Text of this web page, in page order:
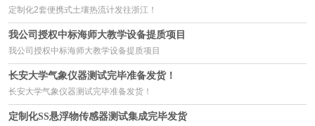
定制化2套便携式土壤热流计发往浙江！
我公司授权中标海师大教学设备提质项目
我公司授权中标海师大教学设备提质项目
长安大学气象仪器测试完毕准备发货！
长安大学气象仪器测试完毕准备发货！
定制化SS悬浮物传感器测试集成完毕发货